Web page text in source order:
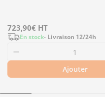
Prix
régulier
723,90€ HT
En stock- Livraison 12/24h
Diminuer la
Ajouter